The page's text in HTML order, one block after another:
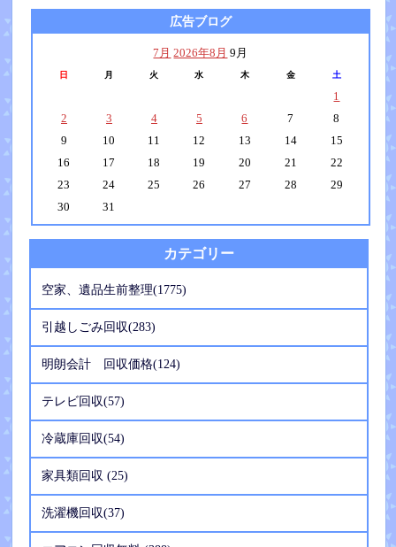
広告ブログ
7月 2026年8月 9月
日 月 火 水 木 金 土
1
2
3 4 5 6 7
8
9
10 11 12 13 14
15
16
17 18 19 20 21
22
23
24 25 26 27 28
29
30
31
カテゴリー
空家、遺品生前整理(1775)
引越しごみ回収(283)
明朗会計 回収価格(124)
テレビ回収(57)
冷蔵庫回収(54)
家具類回収 (25)
洗濯機回収(37)